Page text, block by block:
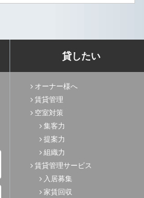
貸したい
オーナー様へ
賃貸管理
空室対策
集客力
提案力
組織力
賃貸管理サービス
入居募集
家賃回収